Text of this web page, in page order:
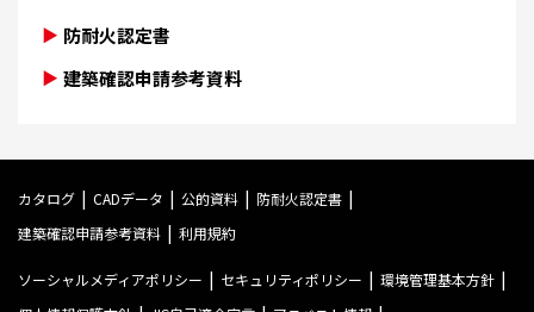
防耐火認定書
建築確認申請参考資料
カタログ CADデータ 公的資料
防耐火認定書
建築確認申請参考資料
利用規約
ソーシャルメディアポリシー セキュリティポリシー
環境管理基本方針